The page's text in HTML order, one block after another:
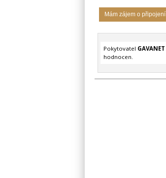
Mám zájem o připojení
Pokytovatel GAVANET
hodnocen.